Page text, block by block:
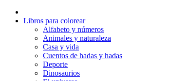
Libros para colorear
Alfabeto y números
Animales y naturaleza
Casa y vida
Cuentos de hadas y hadas
Deporte
Dinosaurios